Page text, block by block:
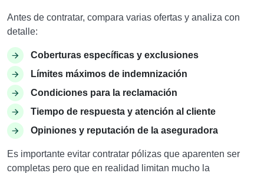
Antes de contratar, compara varias ofertas y analiza con
detalle:
Coberturas específicas y exclusiones
Límites máximos de indemnización
Condiciones para la reclamación
Tiempo de respuesta y atención al cliente
Opiniones y reputación de la aseguradora
Es importante evitar contratar pólizas que aparenten ser
completas pero que en realidad limitan mucho la